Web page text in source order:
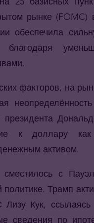
рынке (FOMC)
обеспечила
благодаря
факторов, на
к доллару
активом.
с
Трамп
Кук, ссылаясь
сведения по